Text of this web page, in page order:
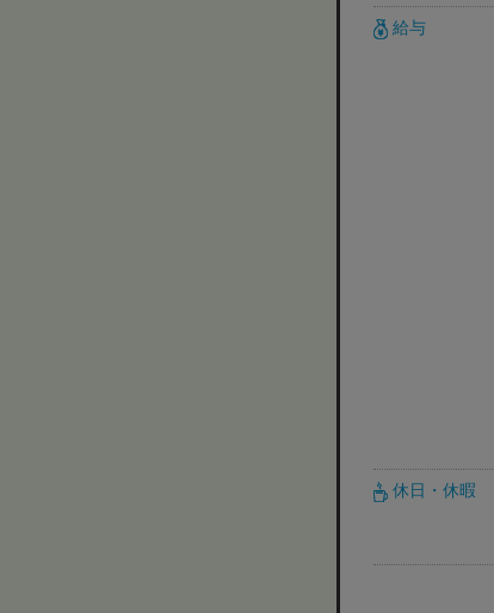
給与
休日・休暇